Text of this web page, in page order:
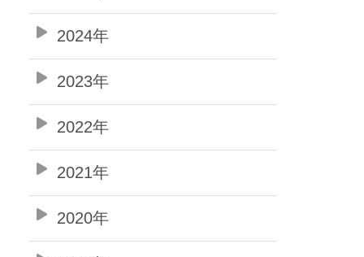
2024年
2023年
2022年
2021年
2020年